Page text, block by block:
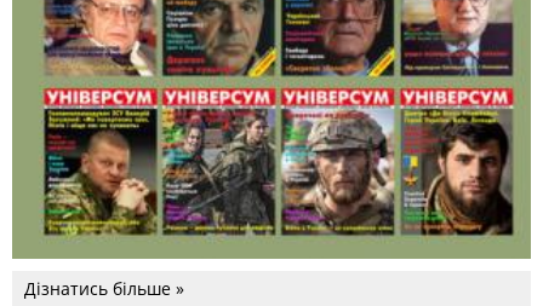
Дізнатись більше »